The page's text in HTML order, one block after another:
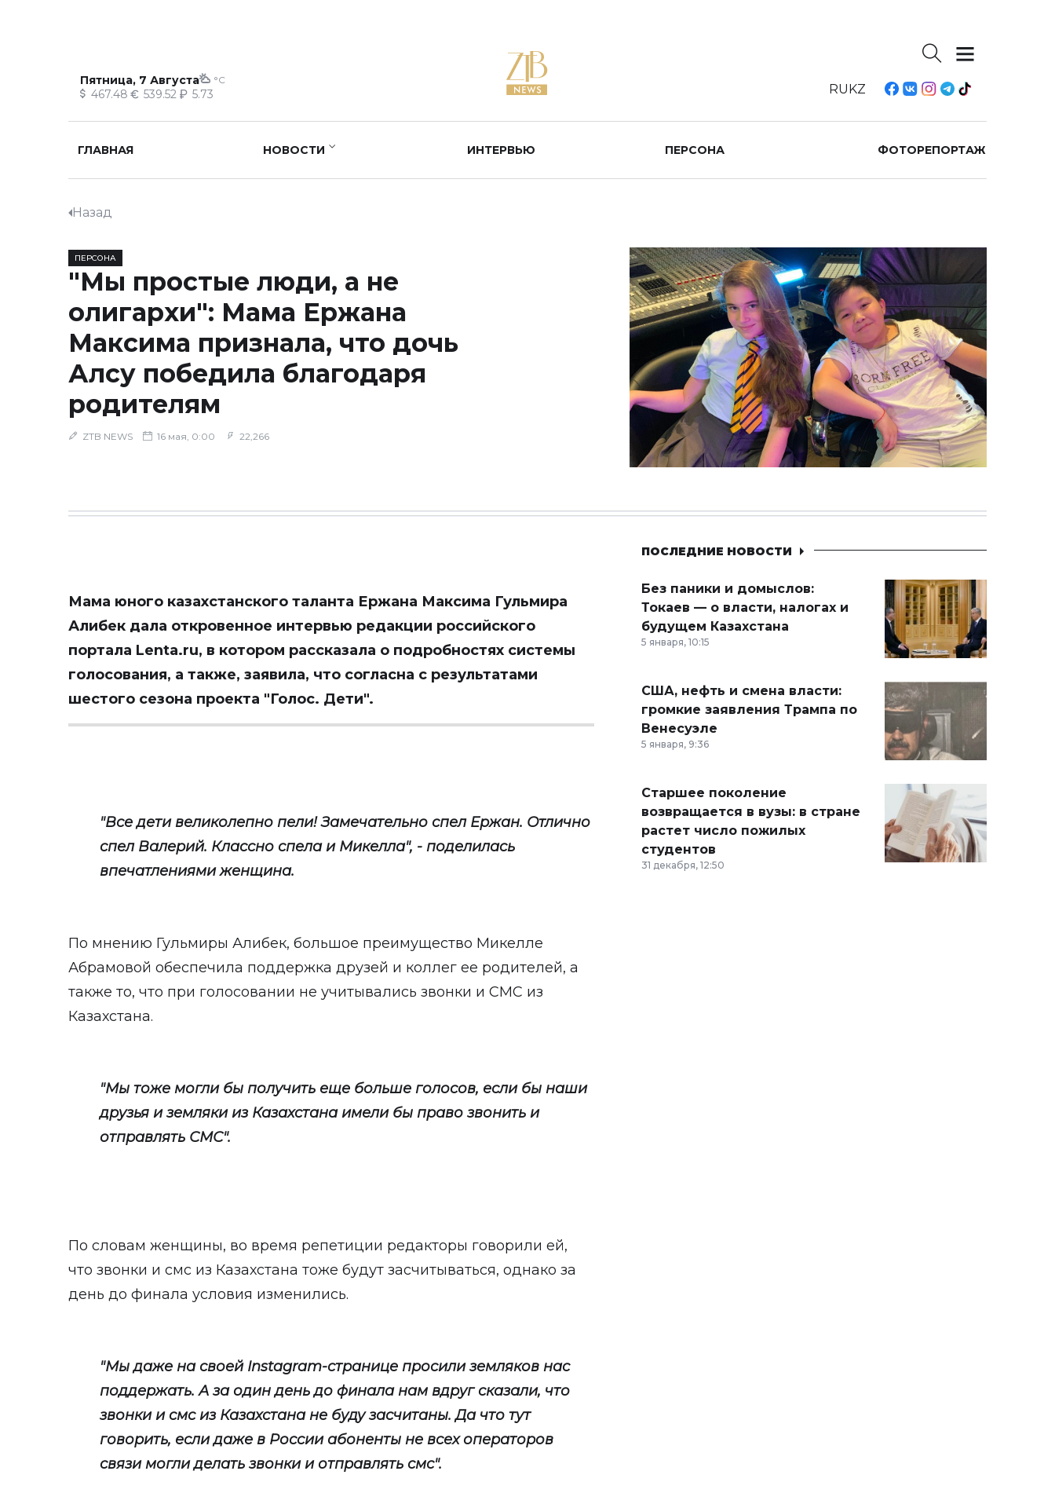
Пятница, 7 Августа °C
467.48 539.52 5.73 RUKZ
ГЛАВНАЯ НОВОСТИ ИНТЕРВЬЮ ПЕРСОНА ФОТОРЕПОРТАЖ
Назад
ПЕРСОНА
"Мы простые люди, а не
олигархи": Мама Ержана
Максима признала, что дочь
Алсу победила благодаря
родителям
ZTB NEWS 16 мая, 0:00 22,266
Мама юного казахстанского таланта Ержана Максима Гульмира
Алибек дала откровенное интервью редакции российского
портала Lenta.ru, в котором рассказала о подробностях системы
голосования, а также, заявила, что согласна с результатами
шестого сезона проекта "Голос. Дети".
"Все дети великолепно пели! Замечательно спел Ержан. Отлично
спел Валерий. Классно спела и Микелла", - поделилась
впечатлениями женщина.
По мнению Гульмиры Алибек, большое преимущество Микелле
Абрамовой обеспечила поддержка друзей и коллег ее родителей, а
также то, что при голосовании не учитывались звонки и СМС из
Казахстана.
"Мы тоже могли бы получить еще больше голосов, если бы наши
друзья и земляки из Казахстана имели бы право звонить и
отправлять СМС".
По словам женщины, во время репетиции редакторы говорили ей,
что звонки и смс из Казахстана тоже будут засчитываться, однако за
день до финала условия изменились.
"Мы даже на своей Instagram-странице просили земляков нас
поддержать. А за один день до финала нам вдруг сказали, что
звонки и смс из Казахстана не буду засчитаны. Да что тут
говорить, если даже в России абоненты не всех операторов
связи могли делать звонки и отправлять смс".
ПОСЛЕДНИЕ НОВОСТИ
Без паники и домыслов:
Токаев — о власти, налогах и
будущем Казахстана
5 января, 10:15
США, нефть и смена власти:
громкие заявления Трампа по
Венесуэле
5 января, 9:36
Старшее поколение
возвращается в вузы: в стране
растет число пожилых
студентов
31 декабря, 12:50